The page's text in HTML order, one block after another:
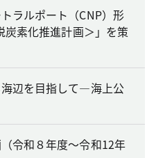
ラルポート（CNP）形
素化推進計画＞」を策
海辺を目指して―海上公
令和８年度～令和12年